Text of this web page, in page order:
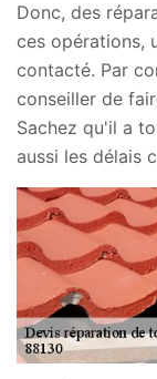
Donc, des
ces opérations,
contacté. Par
conseiller de
Sachez qu'il a
aussi les délais